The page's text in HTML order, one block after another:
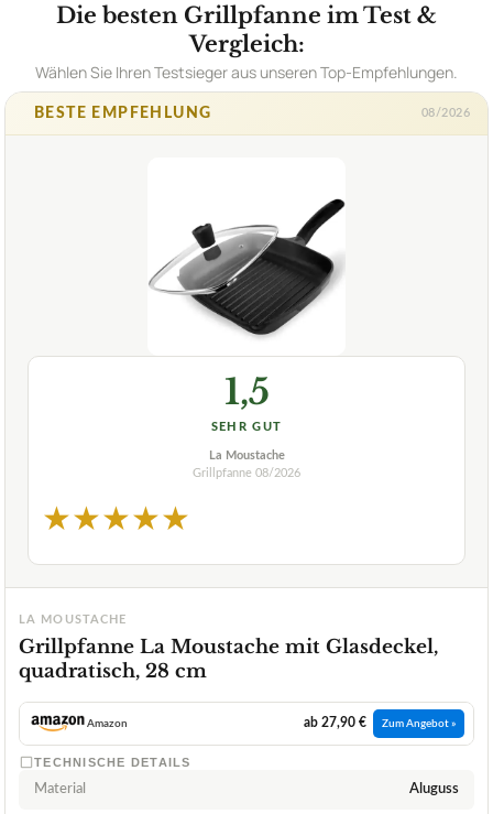
Die besten Grillpfanne im Test &
Vergleich:
Wählen Sie Ihren Testsieger aus unseren Top-Empfehlungen.
BESTE EMPFEHLUNG 08/2026
1,5
SEHR GUT
La Moustache
Grillpfanne 08/2026
★★★★★
LA MOUSTACHE
Grillpfanne La Moustache mit Glasdeckel,
quadratisch, 28 cm
Amazon ab 27,90 € Zum Angebot »
TECHNISCHE DETAILS
Material Aluguss